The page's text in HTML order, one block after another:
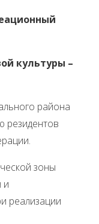
культуры –
района
резидентов
зоны
и
реализации